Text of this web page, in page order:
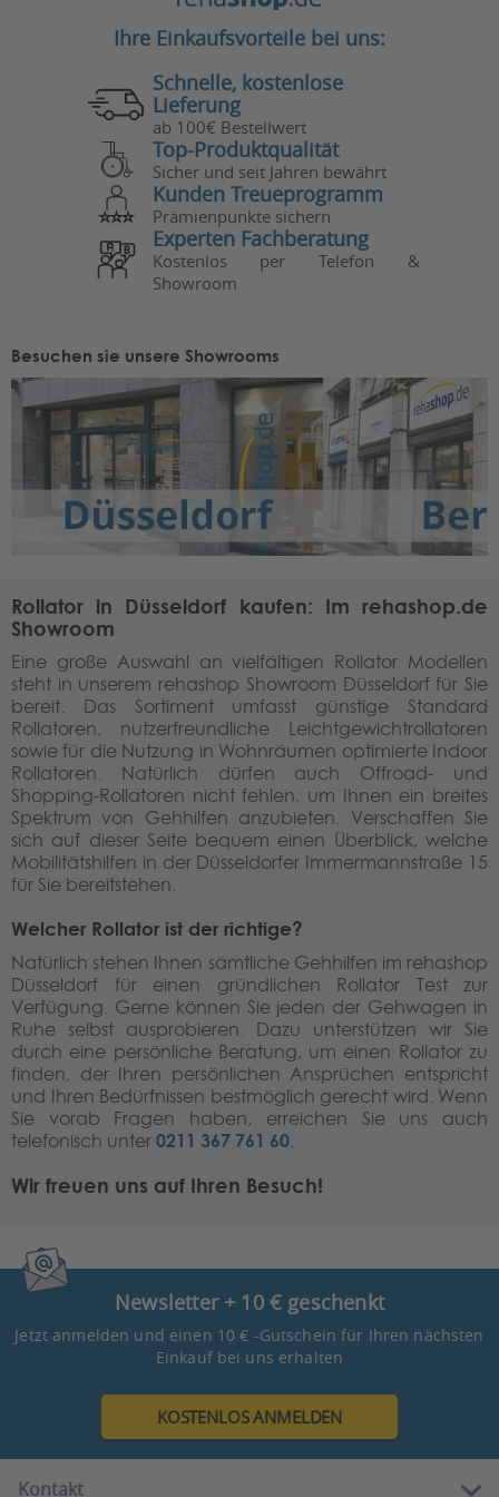
Ihre Einkaufsvorteile bei uns:
Schnelle, kostenlose
Lieferung
ab 100€ Bestellwert
Top-Produktqualität
Sicher und seit Jahren bewährt
Kunden Treueprogramm
Prämienpunkte sichern
Experten Fachberatung
Kostenlos per Telefon &
Showroom
Besuchen sie unsere Showrooms
Rollator in Düsseldorf kaufen: Im rehashop.de
Showroom
Eine große Auswahl an vielfältigen Rollator Modellen
steht in unserem rehashop Showroom Düsseldorf für Sie
bereit. Das Sortiment umfasst günstige Standard
Rollatoren, nutzerfreundliche Leichtgewichtrollatoren
sowie für die Nutzung in Wohnräumen optimierte Indoor
Rollatoren. Natürlich dürfen auch Offroad- und
Shopping-Rollatoren nicht fehlen, um Ihnen ein breites
Spektrum von Gehhilfen anzubieten. Verschaffen Sie
sich auf dieser Seite bequem einen Überblick, welche
Mobilitätshilfen in der Düsseldorfer Immermannstraße 15
für Sie bereitstehen.
Welcher Rollator ist der richtige?
Natürlich stehen Ihnen sämtliche Gehhilfen im rehashop
Düsseldorf für einen gründlichen Rollator Test zur
Verfügung. Gerne können Sie jeden der Gehwagen in
Ruhe selbst ausprobieren. Dazu unterstützen wir Sie
durch eine persönliche Beratung, um einen Rollator zu
finden, der Ihren persönlichen Ansprüchen entspricht
und Ihren Bedürfnissen bestmöglich gerecht wird. Wenn
Sie vorab Fragen haben, erreichen Sie uns auch
telefonisch unter0211 367 761 60.
Wir freuen uns auf Ihren Besuch!
Newsletter + 10 € geschenkt
Jetzt anmelden und einen 10 € -Gutschein für Ihren nächsten
Einkauf bei uns erhalten
KOSTENLOS ANMELDEN
Kontakt